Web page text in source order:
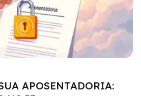
APOSENTADORIA: